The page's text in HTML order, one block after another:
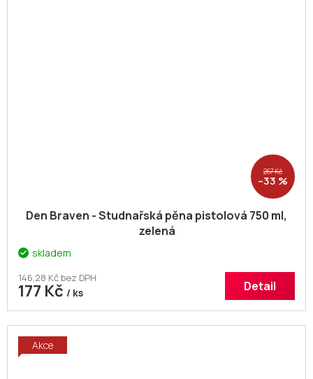
267 Kč
–33 %
Den Braven - Studnařská pěna pistolová 750 ml,
zelená
skladem
146,28 Kč bez DPH
177 Kč / ks Detail
Akce